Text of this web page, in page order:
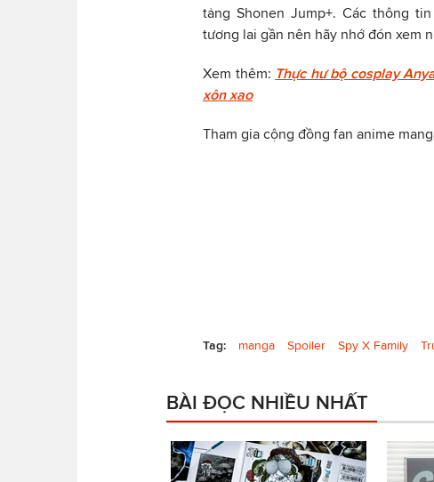
tảng Shonen Jump+. Các thông
tương lai gần nên hãy nhớ đón xem
Xem thêm: Thực hư bộ cosplay
xôn xao
Tham gia cộng đồng fan anime
Tag: manga Spoiler Spy X Family
BÀI ĐỌC NHIỀU NHẤT